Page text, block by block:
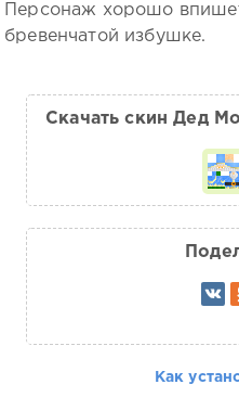
Персонаж хорошо
бревенчатой избушке.
Скачать скин Дед
Как